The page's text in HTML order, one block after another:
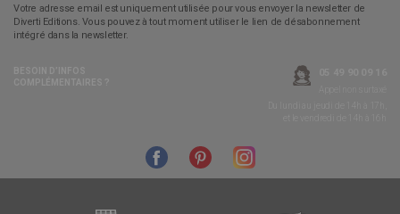
Votre adresse email est uniquement utilisée pour vous envoyer la newsletter de
Diverti Editions. Vous pouvez à tout moment utiliser le lien de désabonnement
intégré dans la newsletter.